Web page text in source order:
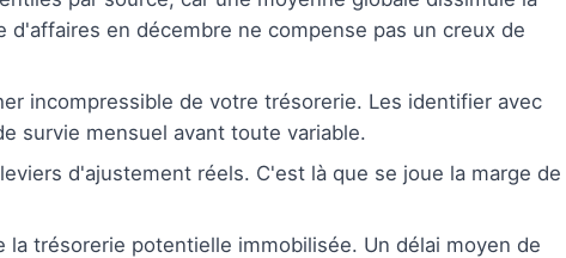
en décembre ne compense pas un creux de
incompressible de votre trésorerie. Les identifier avec
survie mensuel avant toute variable.
d'ajustement réels. C'est là que se joue la marge de
la trésorerie potentielle immobilisée. Un délai moyen de